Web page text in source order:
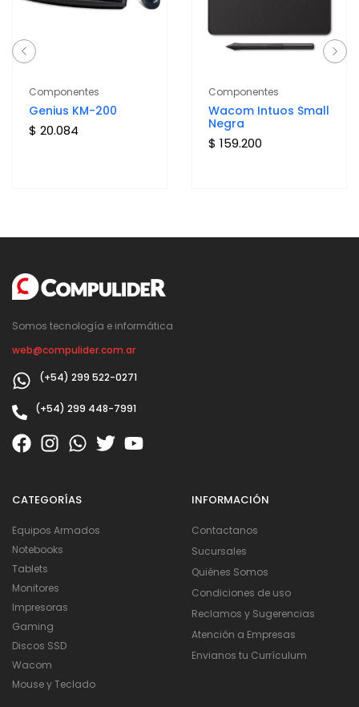
Componentes
Genius KM-200
$ 20.084
Componentes
Wacom Intuos Small
Negra
$ 159.200
Somos tecnología e informática
web@compulider.com.ar
(+54) 299 522-0271
(+54) 299 448-7991
CATEGORÍAS
Equipos Armados
Notebooks
Tablets
Monitores
Impresoras
Gaming
Discos SSD
Wacom
Mouse y Teclado
INFORMACIÓN
Contactanos
Sucursales
Quiénes Somos
Condiciones de uso
Reclamos y Sugerencias
Atención a Empresas
Envianos tu Currículum